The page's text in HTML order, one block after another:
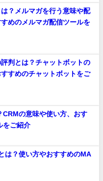
？メルマガを行う意味や配
めのメルマガ配信ツールを
判とは？チャットボットの
すめのチャットボットをご
CRMの意味や使い方、おす
をご紹介
は？使い方やおすすめのMA